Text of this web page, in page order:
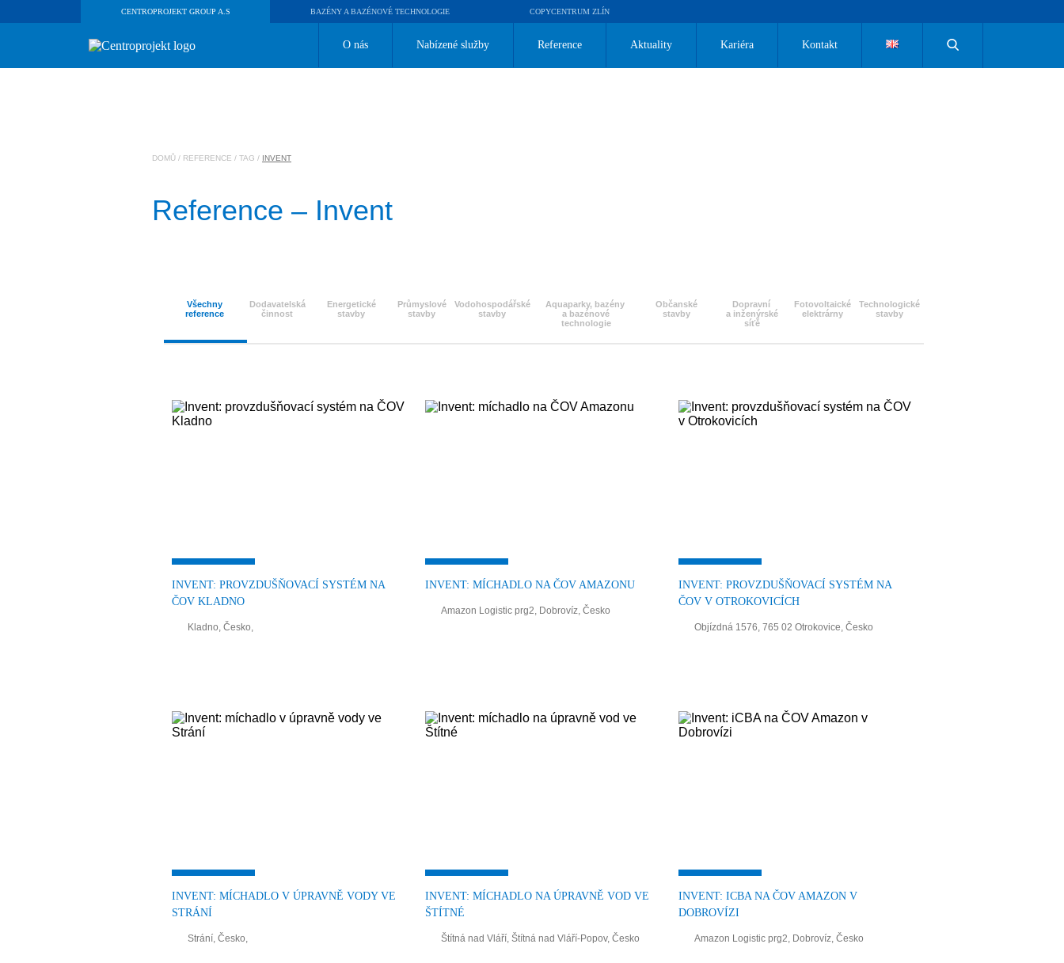
CENTROPROJEKT GROUP A.S BAZÉNY A BAZÉNOVÉ TECHNOLOGIE COPYCENTRUM ZLÍN
O nás Nabízené služby Reference Aktuality Kariéra Kontakt
DOMŮ / REFERENCE / TAG / INVENT
Reference – Invent
Všechny
reference
Dodavatelská
činnost
Energetické
stavby
Průmyslové
stavby
Vodohospodářské
stavby
Aquaparky, bazény
a bazénové
technologie
Občanské
stavby
Dopravní
a inženýrské
síťě
Fotovoltaické
elektrárny
Technologické
stavby
INVENT: PROVZDUŠŇOVACÍ SYSTÉM NA
ČOV KLADNO
Kladno, Česko,
INVENT: MÍCHADLO NA ČOV AMAZONU
Amazon Logistic prg2, Dobrovíz, Česko
INVENT: PROVZDUŠŇOVACÍ SYSTÉM NA
ČOV V OTROKOVICÍCH
Objízdná 1576, 765 02 Otrokovice, Česko
INVENT: MÍCHADLO V ÚPRAVNĚ VODY VE
STRÁNÍ
Strání, Česko,
INVENT: MÍCHADLO NA ÚPRAVNĚ VOD VE
ŠTÍTNÉ
Štítná nad Vláří, Štítná nad Vláří-Popov, Česko
INVENT: ICBA NA ČOV AMAZON V
DOBROVÍZI
Amazon Logistic prg2, Dobrovíz, Česko